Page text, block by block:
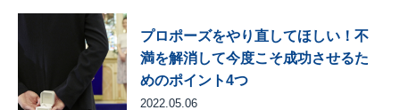
プロポーズをやり直してほしい！不
満を解消して今度こそ成功させるた
めのポイント4つ
2022.05.06